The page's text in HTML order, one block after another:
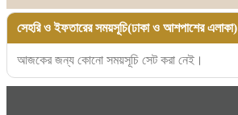
সেহরি ও ইফতারের সময়সূচি(ঢাকা ও আশপাশের এলাকা)
আজকের জন্য কোনো সময়সূচি সেট করা নেই।